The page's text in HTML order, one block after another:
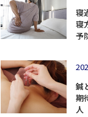
寝
寝
予
鍼
期
人